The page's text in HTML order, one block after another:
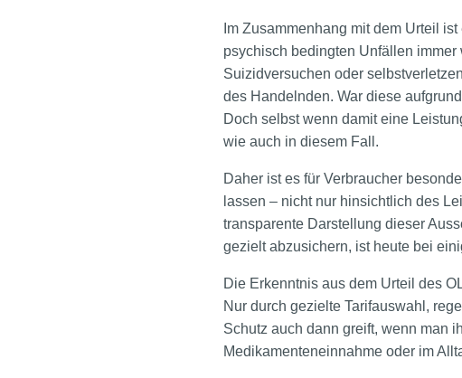
Im Zusammenhang mit dem Urteil
psychisch bedingten Unfällen
Suizidversuchen oder
des Handelnden. War diese
Doch selbst wenn damit eine
wie auch in diesem Fall.
Daher ist es für Verbraucher
lassen – nicht nur hinsichtlich des
transparente Darstellung dieser
gezielt abzusichern, ist heute bei
Die Erkenntnis aus dem Urteil des
Nur durch gezielte Tarifauswahl,
Schutz auch dann greift, wenn man
Medikamenteneinnahme oder im